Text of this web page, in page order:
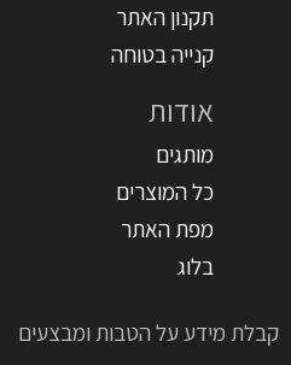
תקנון האתר
קנייה בטוחה
אודות
מותגים
כל המוצרים
מפת האתר
בלוג
קבלת מידע על הטבות ומבצעים